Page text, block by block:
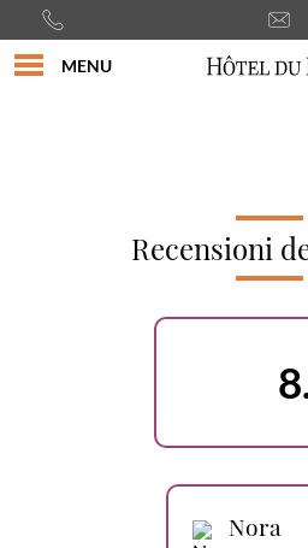
MENU
Recensioni
Nora